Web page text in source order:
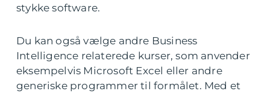
stykke software.
Du kan også vælge andre Business
Intelligence relaterede kurser, som anvender
eksempelvis Microsoft Excel eller andre
generiske programmer til formålet. Med et